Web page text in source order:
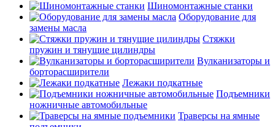
Шиномонтажные станки
Оборудование для
замены масла
Стяжки
пружин и тянущие цилиндры
Вулканизаторы и
борторасширители
Лежаки подкатные
Подъемники
ножничные автомобильные
Траверсы на ямные